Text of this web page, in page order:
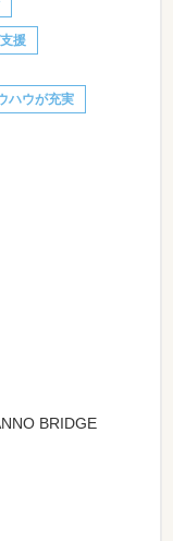
援
ハウが充実
BRIDGE